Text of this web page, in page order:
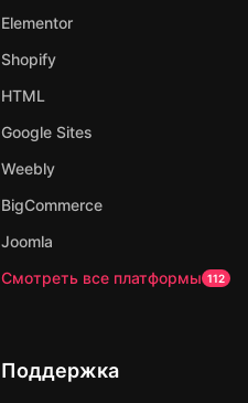
Elementor
Shopify
HTML
Google Sites
Weebly
BigCommerce
Joomla
Смотреть все платформы 112
Поддержка